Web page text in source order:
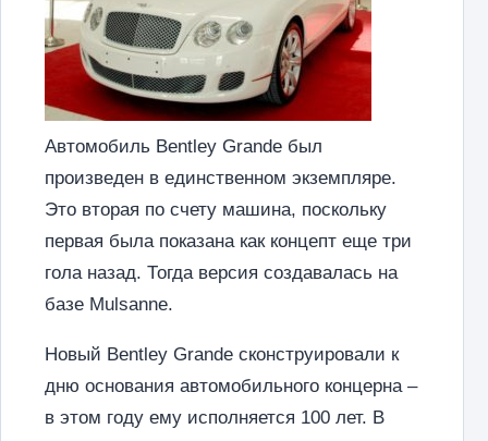
Автомобиль Bentley Grande был
произведен в единственном экземпляре.
Это вторая по счету машина, поскольку
первая была показана как концепт еще три
гола назад. Тогда версия создавалась на
базе Mulsanne.
Новый Bentley Grande сконструировали к
дню основания автомобильного концерна –
в этом году ему исполняется 100 лет. В